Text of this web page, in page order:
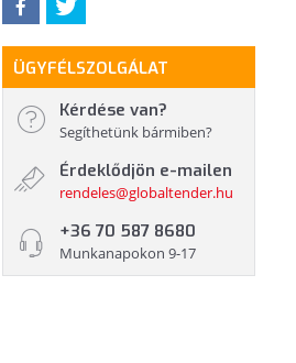
ÜGYFÉLSZOLGÁLAT
Kérdése van?
Segíthetünk bármiben?
Érdeklődjön e-mailen
rendeles@globaltender.hu
+36 70 587 8680
Munkanapokon 9-17